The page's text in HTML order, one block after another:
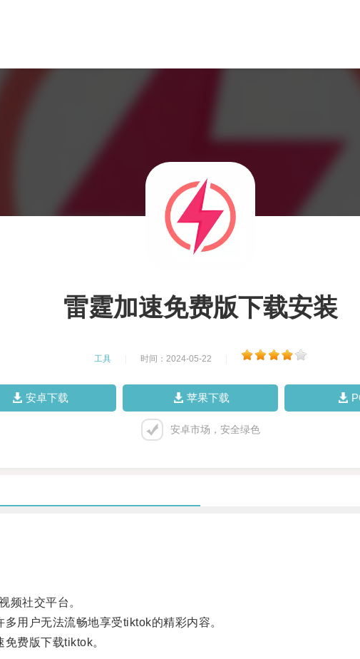
雷霆加速免费版下载安装
工具 时间：2024-05-22
安卓下载 苹果下载
安卓市场，安全绿色
社交平台。
用户无法流畅地享受tiktok的精彩内容。
费版下载tiktok。